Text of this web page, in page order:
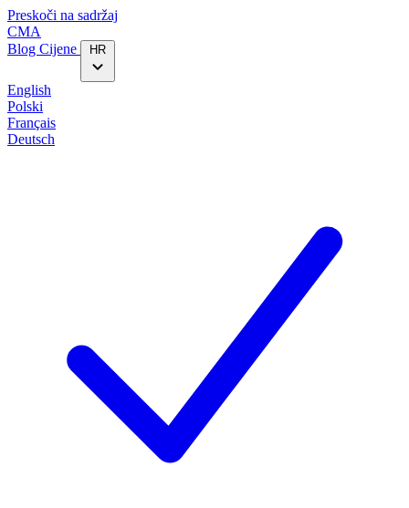
Preskoči na sadržaj
CMA
Blog‎ Cijene HR
English
Polski
Français
Deutsch